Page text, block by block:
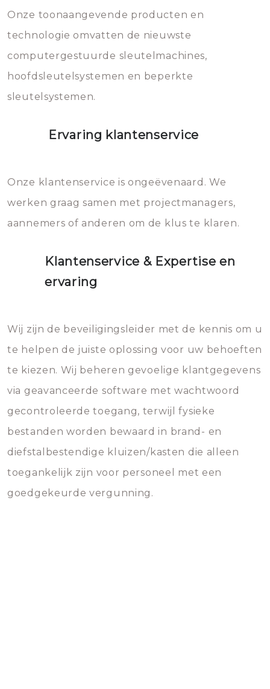
mee, die u gemakkelijk kunt
vermijden.
Onze toonaangevende producten en
technologie omvatten de nieuwste
computergestuurde sleutelmachines,
hoofdsleutelsystemen en beperkte
sleutelsystemen.
Ervaring klantenservice
Onze klantenservice is ongeëvenaard. We
werken graag samen met projectmanagers,
aannemers of anderen om de klus te klaren.
Klantenservice & Expertise en
ervaring
Wij zijn de beveiligingsleider met de kennis om u
te helpen de juiste oplossing voor uw behoeften
te kiezen. Wij beheren gevoelige klantgegevens
via geavanceerde software met wachtwoord
gecontroleerde toegang, terwijl fysieke
bestanden worden bewaard in brand- en
diefstalbestendige kluizen/kasten die alleen
toegankelijk zijn voor personeel met een
goedgekeurde vergunning.